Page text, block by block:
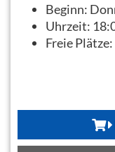
Beginn:
Uhrzeit:
Freie Plätze: